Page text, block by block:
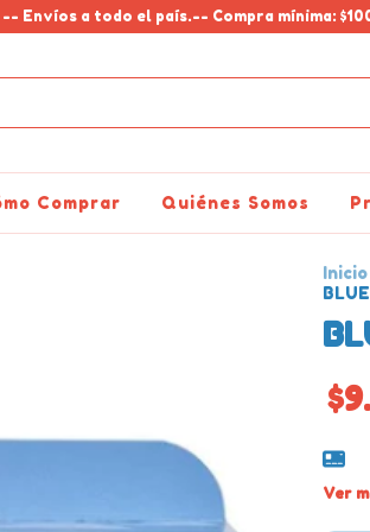
-- Envíos a todo el país.-- Compra mínima:
Comprar Quiénes Somos
Inicio
Ver